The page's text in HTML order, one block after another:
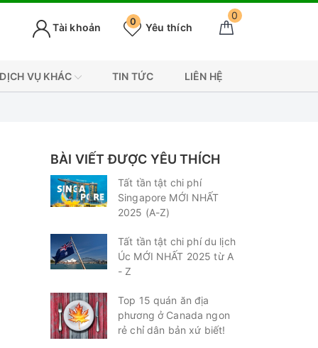
0
Yêu thích
0
Tài khoản
DỊCH VỤ KHÁC TIN TỨC LIÊN HỆ
BÀI VIẾT ĐƯỢC YÊU THÍCH
Tất tần tật chi phí
Singapore MỚI NHẤT
2025 (A-Z)
Tất tần tật chi phí du lịch
Úc MỚI NHẤT 2025 từ A
- Z
Top 15 quán ăn địa
phương ở Canada ngon
rẻ chỉ dân bản xứ biết!